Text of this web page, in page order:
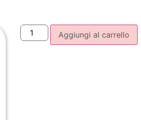
Aggiungi al carrello